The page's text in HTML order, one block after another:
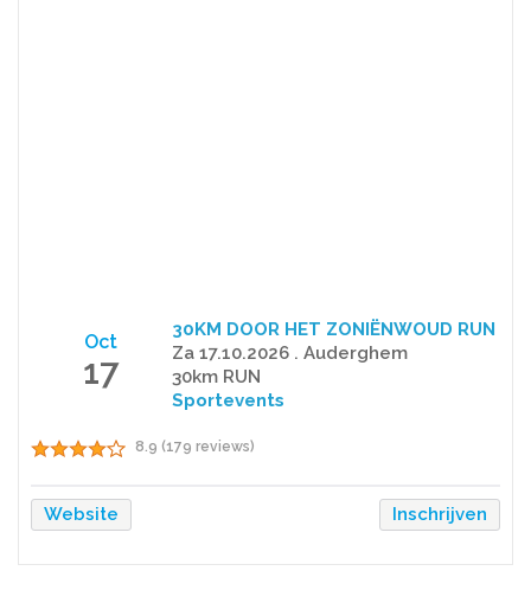
Oct
17
30KM DOOR HET ZONIËNWOUD RUN
Za 17.10.2026 . Auderghem
30km RUN
Sportevents
8.9 (179 reviews)
Website Inschrijven